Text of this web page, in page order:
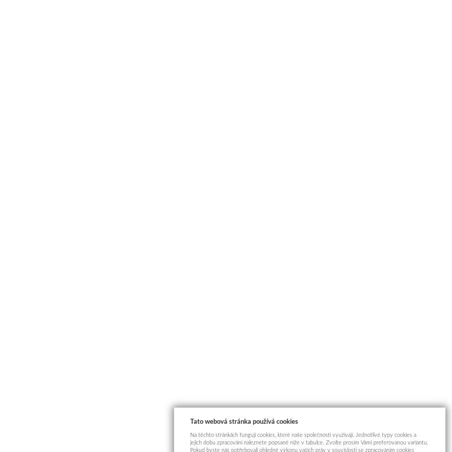
Tato webová stránka používá cookies
Na těchto stránkách fungují cookies, které naše společnosti využívají. Jednotlivé typy cookies a
jejich dobu zpracování naleznete popsané níže v tabulce. Zvolte prosím Vámi preferovanou variantu.
Pokud byste nás potřebovali ohledně výkonu vašich práv v souvislosti se zpracováním cookies